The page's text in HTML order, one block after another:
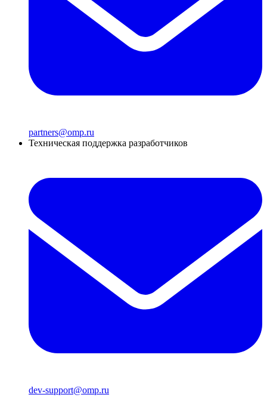
partners@omp.ru
Техническая поддержка разработчиков
dev-support@omp.ru